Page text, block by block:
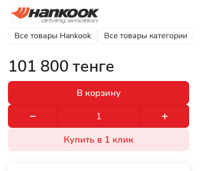
Все товары Hankook Все товары категории
101 800 тенге
В корзину
Купить в 1 клик